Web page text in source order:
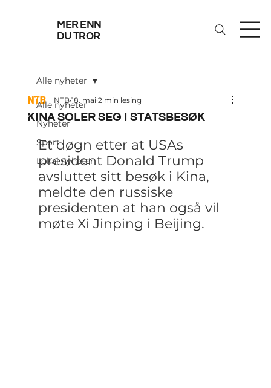
mer enn
du tror
Alle nyheter
Nyheter
Sport
Lokal nyheter
Alle nyheter
Kina soler seg i statsbesøk
NTB 18. mai 2 min lesing
Et døgn etter at USAs
president Donald Trump
avsluttet sitt besøk i Kina,
meldte den russiske
presidenten at han også vil
møte Xi Jinping i Beijing.